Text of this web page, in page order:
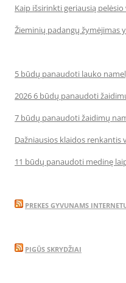
Kaip išsirinkti geriausią pelėsio
Žieminių padangų žymėjimas
5 būdų panaudoti lauko
2026 6 būdų panaudoti
7 būdų panaudoti žaidimų
Dažniausios klaidos renkantis
11 būdų panaudoti medinę
PREKES GYVUNAMS
PIGŪS SKRYDŽIAI